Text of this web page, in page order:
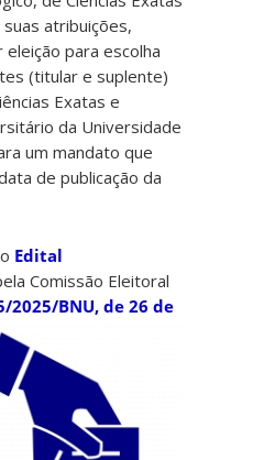
suas atribuições,
para escolha
(titular e suplente)
Exatas e
da Universidade
um mandato que
de publicação da
Edital
Comissão Eleitoral
2025/BNU, de 26 de